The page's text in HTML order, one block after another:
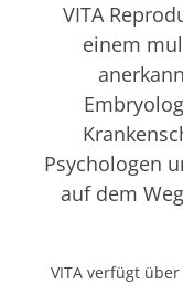
VITA
einem
Psychologen
auf dem
VITA verfügt